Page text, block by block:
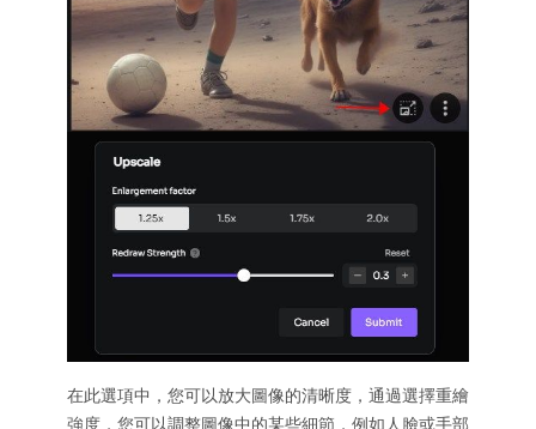
在此選項中，您可以放大圖像的清晰度，通過選擇重繪
強度，您可以調整圖像中的某些細節，例如人臉或手部